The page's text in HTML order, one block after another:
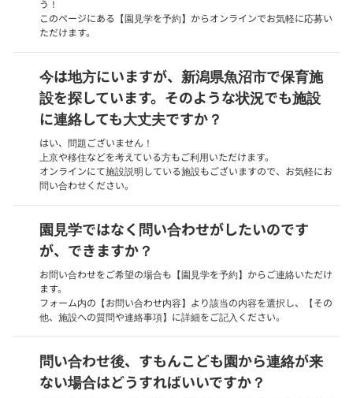
う！
このページにある【園見学を予約】からオンラインでお気軽に応募い
ただけます。
今は地方にいますが、新潟県魚沼市で保育施
設を探しています。そのような状況でも施設
に連絡しても大丈夫ですか？
はい、問題ございません！
上京や移住などを考えている方もご利用いただけます。
オンラインにて施設説明している施設もございますので、お気軽にお
問い合わせください。
園見学ではなく問い合わせがしたいのです
が、できますか？
お問い合わせをご希望の場合も【園見学を予約】からご連絡いただけ
ます。
フォーム内の【お問い合わせ内容】より該当の内容を選択し、【その
他、施設への質問や連絡事項】に詳細をご記入ください。
問い合わせ後、すもんこども園から連絡が来
ない場合はどうすればいいですか？